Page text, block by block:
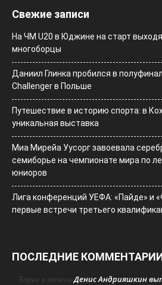
Свежие записи
На ЧМ U20 в Юджине на старт
многоборцы
Даниил Глинка пробился в
Challenger в Польше
Путешествие в историю спорта: в
уникальная выставка
Миа Мирейа Уусорг завоевала
семиборье на чемпионате мира по
юниоров
Лига конференций УЕФА: «Пайде» и
первые встречи третьего
ПОСЛЕДНИЕ
Борис к записиДенис Андрияшкин